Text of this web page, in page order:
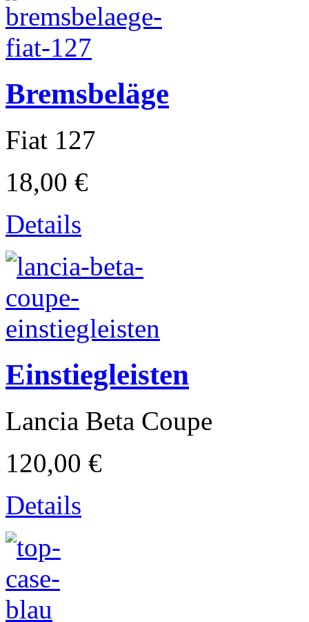
Bremsbeläge
Fiat 127
18,00 €
Details
Einstiegleisten
Lancia Beta Coupe
120,00 €
Details